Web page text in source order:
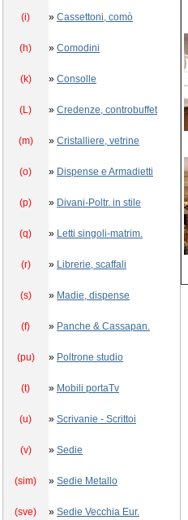
(i) » Cassettoni, comò
(h) » Comodini
(k) » Consolle
(L) » Credenze, controbuffet
(m) » Cristalliere, vetrine
(o) » Dispense e Armadietti
(p) » Divani-Poltr. in stile
(q) » Letti singoli-matrim.
(r) » Librerie, scaffali
(s) » Madie, dispense
(f) » Panche & Cassapan.
(pu) » Poltrone studio
(t) » Mobili portaTv
(u) » Scrivanie - Scrittoi
(v) » Sedie
(sim) » Sedie Metallo
(sve) » Sedie Vecchia Eur.